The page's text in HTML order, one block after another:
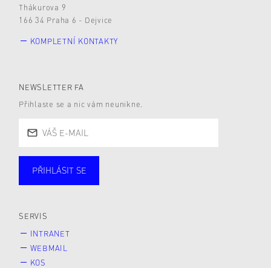
Thákurova 9
166 34 Praha 6 - Dejvice
KOMPLETNÍ KONTAKTY
NEWSLETTER FA
Přihlaste se a nic vám neunikne.
PŘIHLÁSIT SE
SERVIS
INTRANET
WEBMAIL
KOS